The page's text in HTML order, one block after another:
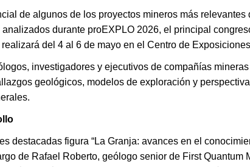
de algunos de los proyectos mineros más relevantes
durante proEXPLO 2026, el principal
del 4 al 6 de mayo en el Centro de
investigadores y ejecutivos de compañías
geológicos, modelos de exploración y
destacadas figura “La Granja: avances en el
de Rafael Roberto, geólogo senior de First Quantum